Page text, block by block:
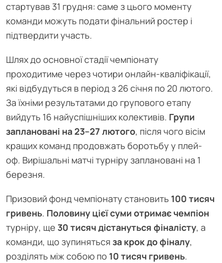
стартував 31 грудня: саме з цього моменту
команди можуть подати фінальний ростер і
підтвердити участь.
Шлях до основної стадії чемпіонату
проходитиме через чотири онлайн-кваліфікації,
які відбудуться в період з 26 січня по 20 лютого.
За їхніми результатами до групового етапу
вийдуть 16 найуспішніших колективів. Групи
заплановані на 23–27 лютого, після чого вісім
кращих команд продовжать боротьбу у плей-
оф. Вирішальні матчі турніру заплановані на 1
березня.
Призовий фонд чемпіонату становить 100 тисяч
гривень. Половину цієї суми отримає чемпіон
турніру, ще 30 тисяч дістануться фіналісту, а
команди, що зупиняться за крок до фіналу,
розділять між собою по 10 тисяч гривень.